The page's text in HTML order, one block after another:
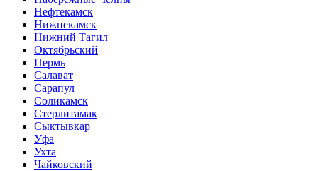
Нефтекамск
Нижнекамск
Нижний Тагил
Октябрьский
Пермь
Салават
Сарапул
Соликамск
Стерлитамак
Сыктывкар
Уфа
Ухта
Чайковский